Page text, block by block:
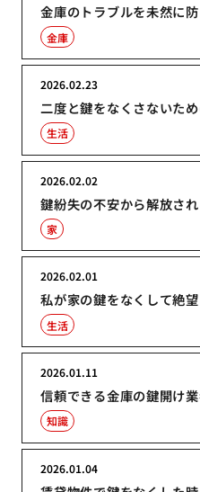
金庫のトラブルを未然に
金庫
二度と鍵をなくさないた
2026.02.23
生活
鍵紛失の不安から解放さ
2026.02.02
家
私が家の鍵をなくして絶
2026.02.01
生活
信頼できる金庫の鍵開け
2026.01.11
知識
2026.01.04